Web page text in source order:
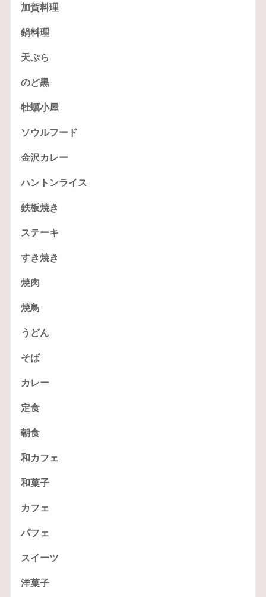
加賀料理
鍋料理
天ぷら
のど黒
牡蠣小屋
ソウルフード
金沢カレー
ハントンライス
鉄板焼き
ステーキ
すき焼き
焼肉
焼鳥
うどん
そば
カレー
定食
朝食
和カフェ
和菓子
カフェ
パフェ
スイーツ
洋菓子